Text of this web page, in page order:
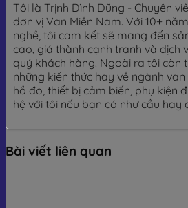
Tôi là Trịnh Đình Dũng - Chuyên
đơn vị Van Miền Nam. Với 10+
nghề, tôi cam kết sẽ mang đến
cao, giá thành cạnh tranh và dịch
quý khách hàng. Ngoài ra tôi còn
những kiến thức hay về ngành
hồ đo, thiết bị cảm biến, phụ kiện
hệ với tôi nếu bạn có như cầu hay
Bài viết liên quan